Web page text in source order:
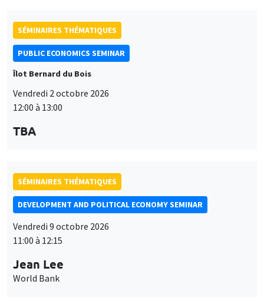
SÉMINAIRES THÉMATIQUES
PUBLIC ECONOMICS SEMINAR
Îlot Bernard du Bois
Vendredi 2 octobre 2026
12:00 à 13:00
TBA
SÉMINAIRES THÉMATIQUES
DEVELOPMENT AND POLITICAL ECONOMY SEMINAR
Vendredi 9 octobre 2026
11:00 à 12:15
Jean Lee
World Bank